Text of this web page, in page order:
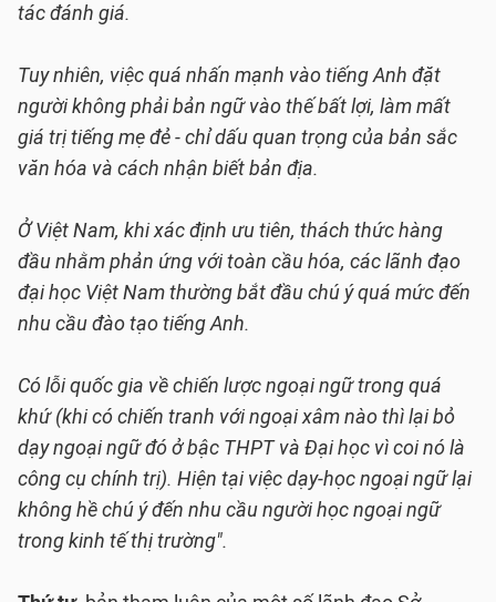
tác đánh giá.
Tuy nhiên, việc quá nhấn mạnh vào tiếng Anh đặt
người không phải bản ngữ vào thế bất lợi, làm mất
giá trị tiếng mẹ đẻ - chỉ dấu quan trọng của bản sắc
văn hóa và cách nhận biết bản địa.
Ở Việt Nam, khi xác định ưu tiên, thách thức hàng
đầu nhằm phản ứng với toàn cầu hóa, các lãnh đạo
đại học Việt Nam thường bắt đầu chú ý quá mức đến
nhu cầu đào tạo tiếng Anh.
Có lỗi quốc gia về chiến lược ngoại ngữ trong quá
khứ (khi có chiến tranh với ngoại xâm nào thì lại bỏ
dạy ngoại ngữ đó ở bậc THPT và Đại học vì coi nó là
công cụ chính trị). Hiện tại việc dạy-học ngoại ngữ lại
không hề chú ý đến nhu cầu người học ngoại ngữ
trong kinh tế thị trường".